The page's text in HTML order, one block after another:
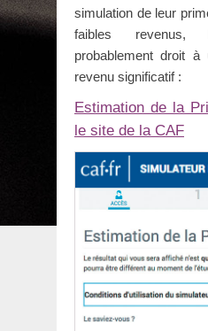
simulation de leur
faibles
probablement droit
revenu significatif :
Estimation de la
le site de la CAF